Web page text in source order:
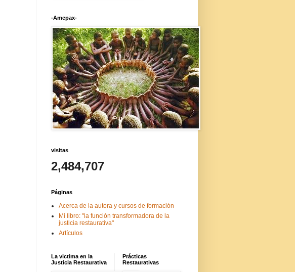
-Amepax-
visitas
2,484,707
Páginas
Acerca de la autora y cursos de formación
Mi libro: "la función transformadora de la
justicia restaurativa"
Artículos
La victima en la
Justicia Restaurativa
Prácticas
Restaurativas